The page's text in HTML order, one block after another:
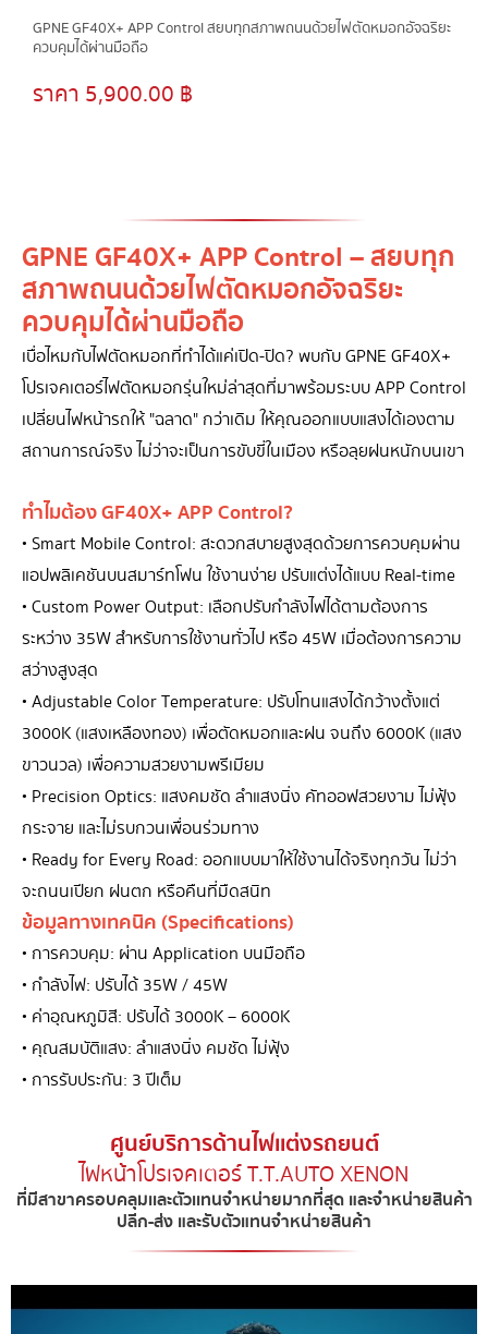
GPNE GF40X+ APP Control สยบทุกสภาพถนนด้วยไฟตัดหมอกอัจฉริยะ
ควบคุมได้ผ่านมือถือ
ราคา 5,900.00 ฿
GPNE GF40X+ APP Control – สยบทุก
สภาพถนนด้วยไฟตัดหมอกอัจฉริยะ
ควบคุมได้ผ่านมือถือ
เบื่อไหมกับไฟตัดหมอกที่ทำได้แค่เปิด-ปิด? พบกับ GPNE GF40X+
โปรเจคเตอร์ไฟตัดหมอกรุ่นใหม่ล่าสุดที่มาพร้อมระบบ APP Control
เปลี่ยนไฟหน้ารถให้ "ฉลาด" กว่าเดิม ให้คุณออกแบบแสงได้เองตาม
สถานการณ์จริง ไม่ว่าจะเป็นการขับขี่ในเมือง หรือลุยฝนหนักบนเขา
ทำไมต้อง GF40X+ APP Control?
• Smart Mobile Control: สะดวกสบายสูงสุดด้วยการควบคุมผ่าน
แอปพลิเคชันบนสมาร์ทโฟน ใช้งานง่าย ปรับแต่งได้แบบ Real-time
• Custom Power Output: เลือกปรับกำลังไฟได้ตามต้องการ
ระหว่าง 35W สำหรับการใช้งานทั่วไป หรือ 45W เมื่อต้องการความ
สว่างสูงสุด
• Adjustable Color Temperature: ปรับโทนแสงได้กว้างตั้งแต่
3000K (แสงเหลืองทอง) เพื่อตัดหมอกและฝน จนถึง 6000K (แสง
ขาวนวล) เพื่อความสวยงามพรีเมียม
• Precision Optics: แสงคมชัด ลำแสงนิ่ง คัทออฟสวยงาม ไม่ฟุ้ง
กระจาย และไม่รบกวนเพื่อนร่วมทาง
• Ready for Every Road: ออกแบบมาให้ใช้งานได้จริงทุกวัน ไม่ว่า
จะถนนเปียก ฝนตก หรือคืนที่มืดสนิท
ข้อมูลทางเทคนิค (Specifications)
• การควบคุม: ผ่าน Application บนมือถือ
• กำลังไฟ: ปรับได้ 35W / 45W
• ค่าอุณหภูมิสี: ปรับได้ 3000K – 6000K
• คุณสมบัติแสง: ลำแสงนิ่ง คมชัด ไม่ฟุ้ง
• การรับประกัน: 3 ปีเต็ม
ศูนย์บริการด้านไฟเเต่งรถยนต์
ไฟหน้าโปรเจคเตอร์ T.T.AUTO XENON​
ที่มีสาขาครอบคลุมเเละตัวเเทนจำหน่ายมากที่สุด และจำหน่ายสินค้า
ปลีก-ส่ง และรับตัวแทนจำหน่ายสินค้า